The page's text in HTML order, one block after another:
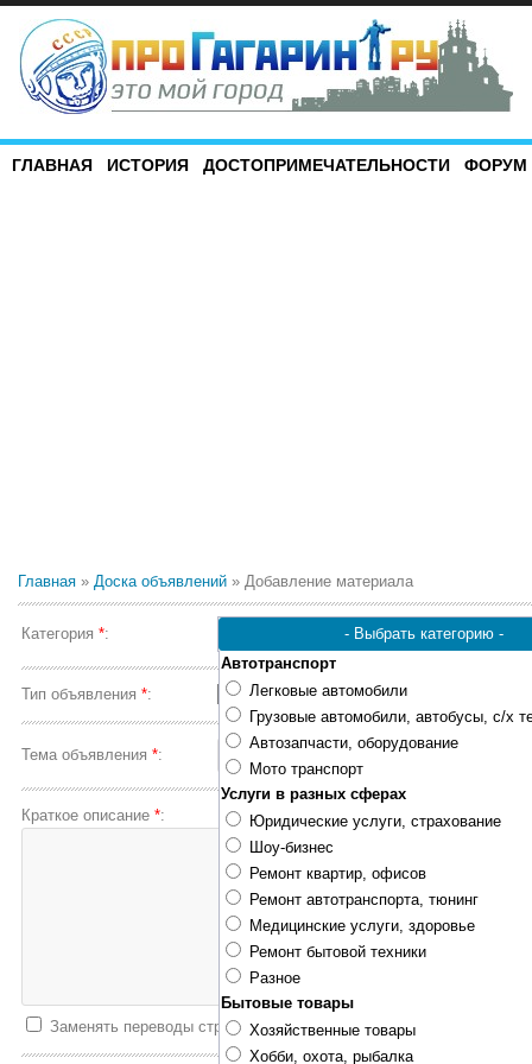
ГЛАВНАЯ ИСТОРИЯ ДОСТОПРИМЕЧАТЕЛЬНОСТИ ФОРУМ
Главная » Доска объявлений » Добавление материала
Категория *:
Автотранспорт
Легковые автомобили
Грузовые автомобили, автобусы, с/х
Автозапчасти, оборудование
Мото транспорт
Услуги в разных сферах
Юридические услуги, страхование
Шоу-бизнес
Ремонт квартир, офисов
Ремонт автотранспорта, тюнинг
Медицинские услуги, здоровье
Ремонт бытовой техники
Разное
Бытовые товары
Хозяйственные товары
Хобби, охота, рыбалка
Тип объявления *:
Тема объявления *:
Краткое описание *:
Заменять переводы строк тегом<BR>